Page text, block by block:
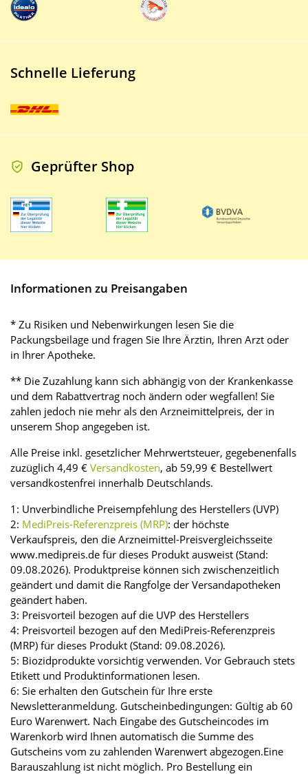
Schnelle Lieferung
Geprüfter Shop
Informationen zu Preisangaben
* Zu Risiken und Nebenwirkungen lesen Sie die
Packungsbeilage und fragen Sie Ihre Ärztin, Ihren Arzt oder
in Ihrer Apotheke.
** Die Zuzahlung kann sich abhängig von der Krankenkasse
und dem Rabattvertrag noch ändern oder wegfallen! Sie
zahlen jedoch nie mehr als den Arzneimittelpreis, der in
unserem Shop angegeben ist.
Alle Preise inkl. gesetzlicher Mehrwertsteuer, gegebenenfalls
zuzüglich 4,49 € Versandkosten, ab 59,99 € Bestellwert
versandkostenfrei innerhalb Deutschlands.
1: Unverbindliche Preisempfehlung des Herstellers (UVP)
2: MediPreis-Referenzpreis (MRP): der höchste
Verkaufspreis, den die Arzneimittel-Preisvergleichsseite
www.medipreis.de für dieses Produkt ausweist (Stand:
09.08.2026). Produktpreise können sich zwischenzeitlich
geändert und damit die Rangfolge der Versandapotheken
geändert haben.
3: Preisvorteil bezogen auf die UVP des Herstellers
4: Preisvorteil bezogen auf den MediPreis-Referenzpreis
(MRP) für dieses Produkt (Stand: 09.08.2026).
5: Biozidprodukte vorsichtig verwenden. Vor Gebrauch stets
Etikett und Produktinformationen lesen.
6: Sie erhalten den Gutschein für Ihre erste
Newsletteranmeldung. Gutscheinbedingungen: Gültig ab 60
Euro Warenwert. Nach Eingabe des Gutscheincodes im
Warenkorb wird Ihnen automatisch die Summe des
Gutscheins vom zu zahlenden Warenwert abgezogen.Eine
Barauszahlung ist nicht möglich. Pro Bestellung ein